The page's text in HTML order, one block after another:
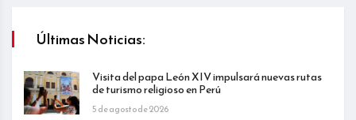
Últimas Noticias:
Visita del papa León XIV impulsará nuevas rutas
de turismo religioso en Perú
5 de agosto de 2026